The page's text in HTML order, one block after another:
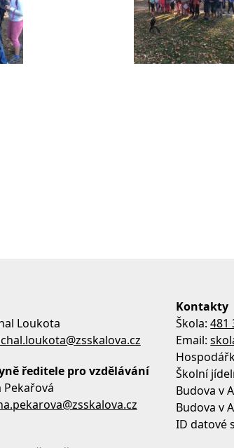
Loukota
ředitele pro vzdělávání
Pekařová
Kontakty
Škola:481
Email:
Školní
Budova v
Budova v
ID datové